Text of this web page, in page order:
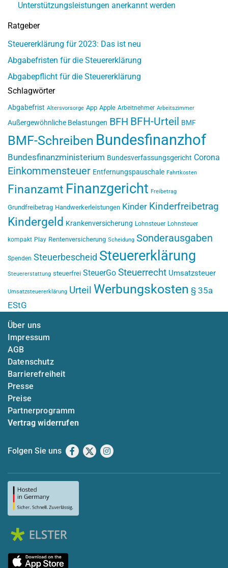
Unterstützungsleistungen anerkannt werden
Ratgeber
Steuererklärung für 2023: Das ist neu
Abgabefristen für die Steuererklärung
Abgabepflicht für die Steuererklärung
Schlagwörter
Abgabefrist Altersvorsorge App Apple Arbeitnehmer Arbeitszimmer
Außergewöhnliche Belastungen BFH BFH-Urteil BMF
BMF-Schreiben Bundesfinanzhof
Bundesfinanzministerium Bundesverfassungsgericht Corona
Einkommensteuer Entfernungspauschale Fahrtkosten
Finanzamt Finanzgericht Freibetrag
Grundfreibetrag Handwerkerleistungen Kinder Kinderfreibetrag
Kindergeld Krankenversicherung Lohnsteuer Lohnsteuer
kompakt Play Rentenversicherung Scheidung Sonderausgaben
Spenden Steuerbescheid Steuererklärung
Steuererstattung steuerfrei SteuerGo Steuerrecht Umsatzsteuer
Umsatzsteuererklärung Urteil Werbungskosten § 35a
EStG
Über uns
Impressum
AGB
Datenschutz
Barrierefreiheit
Presse
Preise
Partnerprogramm
Vertrag widerrufen
Folgen Sie uns Facebook
X Instagram